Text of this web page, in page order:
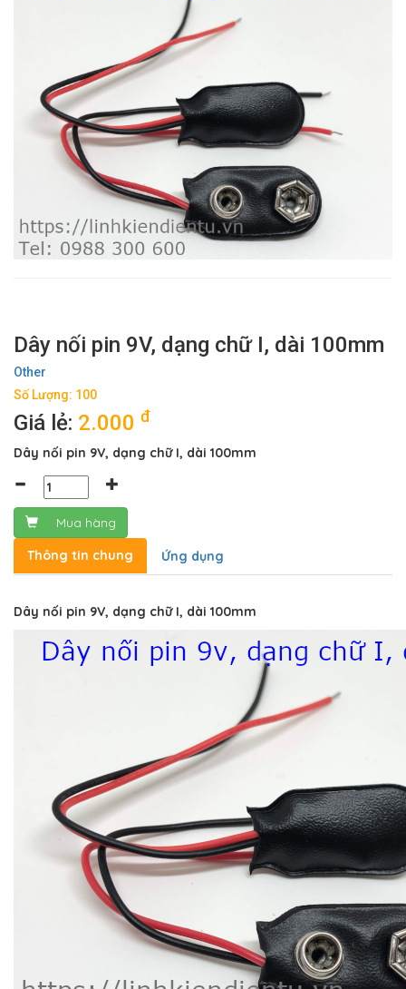
Dây nối pin 9V, dạng chữ I, dài 100mm
Other
Số Lượng: 100
Giá lẻ: 2.000 đ
Dây nối pin 9V, dạng chữ I, dài 100mm
Mua hàng
Thông tin chung
Ứng dụng
Dây nối pin 9V, dạng chữ I, dài 100mm